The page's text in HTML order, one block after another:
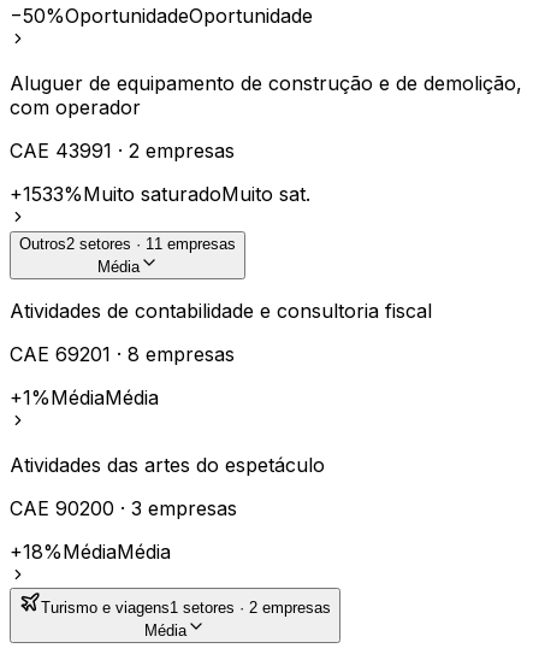
−50%OportunidadeOportunidade
Aluguer de equipamento de construção e de demolição,
com operador
CAE 43991 · 2 empresas
+1533%Muito saturadoMuito sat.
Outros2 setores · 11 empresas
Média
Atividades de contabilidade e consultoria fiscal
CAE 69201 · 8 empresas
+1%MédiaMédia
Atividades das artes do espetáculo
CAE 90200 · 3 empresas
+18%MédiaMédia
Turismo e viagens1 setores · 2 empresas
Média